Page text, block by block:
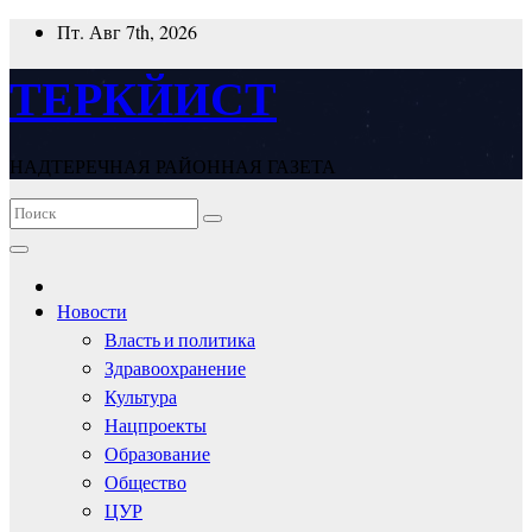
Перейти
содержимому
Пт. Авг 7th, 2026
ТЕРКЙИСТ
НАДТЕРЕЧНАЯ РАЙОННАЯ ГАЗЕТА
Новости
Власть и политика
Здравоохранение
Культура
Нацпроекты
Образование
Общество
ЦУР